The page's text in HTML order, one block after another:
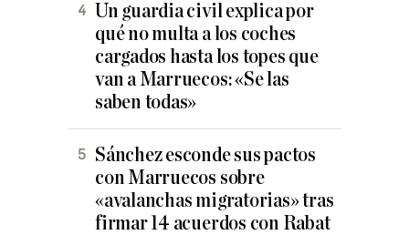
Un guardia civil explica por
qué no multa a los coches
cargados hasta los topes que
van a Marruecos: «Se las
saben todas»
Sánchez esconde sus pactos
con Marruecos sobre
«avalanchas migratorias» tras
firmar 14 acuerdos con Rabat